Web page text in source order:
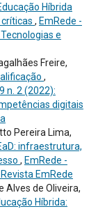
Híbrida
, EmRede -
e
Freire,
,
n. 2 (2022):
digitais
Pereira Lima,
infraestrutura,
, EmRede -
EmRede
Alves de Oliveira,
Híbrida: